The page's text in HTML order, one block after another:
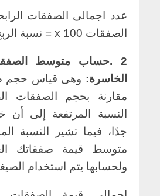
عدد اجمالى الصفقات
الصفقات x 100 = نسبة الربح/الخسارة
2 .حساب متوسط
الخاسرة: وهى قياس حجم
مقارنة بحجم الصفقات
النسبة المرتفعة إلى
جدًا، فيما تشير النسبة
متوسط قيمة صفقاتك
ولحسابها يتم استخدام